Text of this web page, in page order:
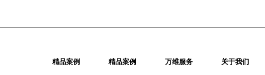
精品案例 精品案例 万维服务 关于我们